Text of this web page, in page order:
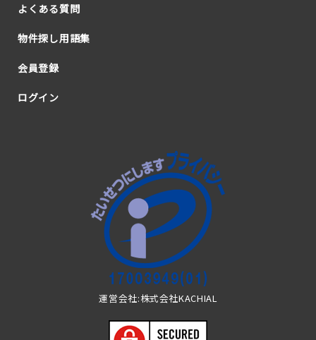
よくある質問
物件探し用語集
会員登録
ログイン
運営会社:株式会社KACHIAL